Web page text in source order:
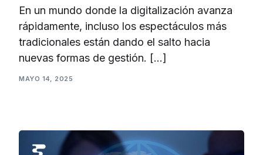
En un mundo donde la digitalización avanza
rápidamente, incluso los espectáculos más
tradicionales están dando el salto hacia
nuevas formas de gestión. […]
MAYO 14, 2025